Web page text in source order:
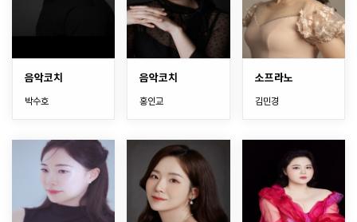
음악코치
박수호
음악코치
홍인교
소프라노
김민경